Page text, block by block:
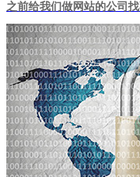
之前给我们做网站的公司